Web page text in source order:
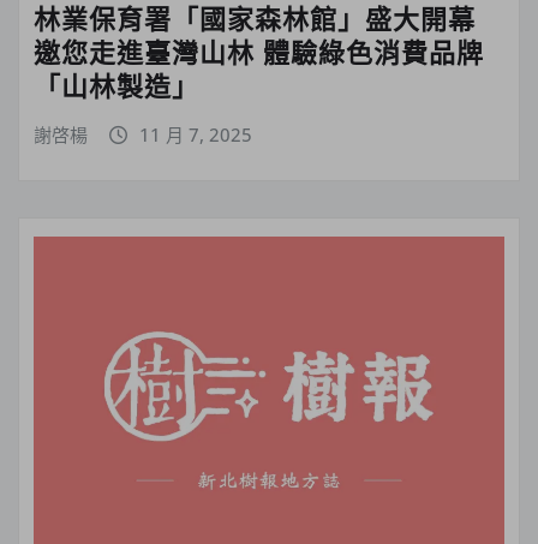
林業保育署「國家森林館」盛大開幕
邀您走進臺灣山林 體驗綠色消費品牌
「山林製造」
謝啓楊 11 月 7, 2025